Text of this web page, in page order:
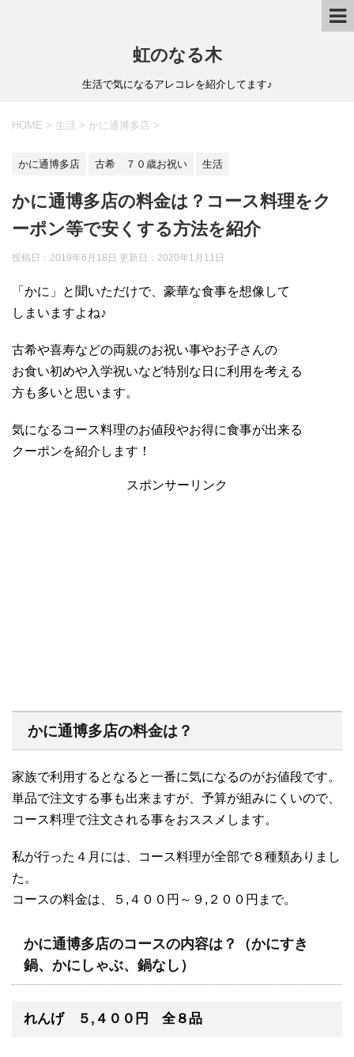
虹のなる木
生活で気になるアレコレを紹介してます♪
HOME > 生活 > かに通博多店 >
かに通博多店 古希 ７０歳お祝い 生活
かに通博多店の料金は？コース料理をク
ーポン等で安くする方法を紹介
投稿日：2019年6月18日 更新日： 2020年1月11日
「かに」と聞いただけで、豪華な食事を想像して
しまいますよね♪
古希や喜寿などの両親のお祝い事やお子さんの
お食い初めや入学祝いなど特別な日に利用を考える
方も多いと思います。
気になるコース料理のお値段やお得に食事が出来る
クーポンを紹介します！
スポンサーリンク
かに通博多店の料金は？
家族で利用するとなると一番に気になるのがお値段です。
単品で注文する事も出来ますが、予算が組みにくいので、
コース料理で注文される事をおススメします。
私が行った４月には、コース料理が全部で８種類ありまし
た。
コースの料金は、５,４００円～９,２００円まで。
かに通博多店のコースの内容は？（かにすき
鍋、かにしゃぶ、鍋なし）
れんげ ５,４００円 全８品